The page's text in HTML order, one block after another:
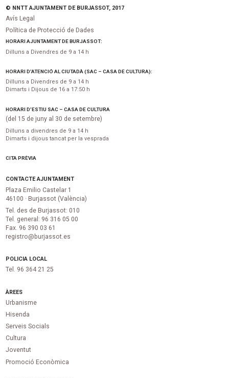
© NNTT AJUNTAMENT DE BURJASSOT, 2017
Avís Legal
Política de Protecció de Dades
HORARI AJUNTAMENT DE BURJASSOT:
Dilluns a Divendres de 9 a 14 h
HORARI D’ATENCIÓ AL CIUTADÀ (SAC – CASA DE CULTURA):
Dilluns a Divendres de 9 a 14 h
Dimarts i Dijous de 16 a 17:50 h
HORARI D’ESTIU SAC – CASA DE CULTURA
(del 15 de juny al 30 de setembre)
Dilluns a divendres de 9 a 14 h
Dimarts i dijous tancat per la vesprada
CITA PRÈVIA
CONTACTE AJUNTAMENT
Plaza Emilio Castelar 1
46100 · Burjassot (València)
Tel. des de Burjassot: 010
Tel. general: 96 316 05 00
Fax. 96 390 03 61
registro@burjassot.es
POLICIA LOCAL
Tel. 96 364 21 25
ÀREES
Urbanisme
Hisenda
Serveis Socials
Cultura
Joventut
Promoció Econòmica